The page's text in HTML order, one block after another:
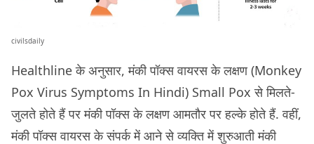
civilsdaily
Healthline के अनुसार, मंकी पॉक्स वायरस के लक्षण (Monkey
Pox Virus Symptoms In Hindi) Small Pox से मिलते-
जुलते होते हैं पर मंकी पॉक्स के लक्षण आमतौर पर हल्के होते हैं. वहीं,
मंकी पॉक्स वायरस के संपर्क में आने से व्यक्ति में शुरुआती मंकी